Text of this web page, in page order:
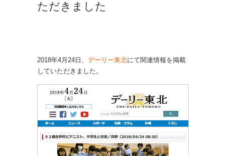
ただきました
2018年4月24日、 デーリー東北にて関連情報を掲載
していただきました。